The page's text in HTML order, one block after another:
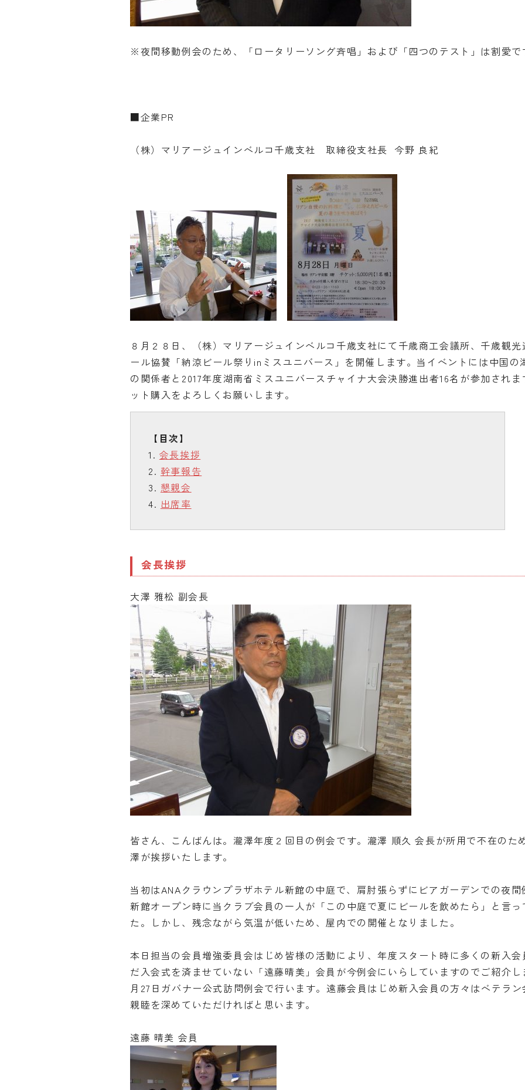
※夜間移動例会のため、「ロータリーソング斉唱」および「四つのテスト」は割愛で
■企業PR
（株）マリアージュインベルコ千歳支社 取締役支社長 今野 良紀
８月２８日、（株）マリアージュインベルコ千歳支社にて千歳商工会議所、千歳観
ール協賛「納涼ビール祭りinミスユニバース」を開催します。当イベントには中国
の関係者と2017年度湖南省ミスユニバースチャイナ大会決勝進出者16名が参加され
ット購入をよろしくお願いします。
会長挨拶
幹事報告
懇親会
出席率
会長挨拶
大澤 雅松 副会長
皆さん、こんばんは。瀧澤年度２回目の例会です。瀧澤 順久 会長が所用で不在のた
澤が挨拶いたします。
当初はANAクラウンプラザホテル新館の中庭で、肩肘張らずにビアガーデンでの夜
新館オープン時に当クラブ会員の一人が「この中庭で夏にビールを飲めたら」と言
た。しかし、残念ながら気温が低いため、屋内での開催となりました。
本日担当の会員増強委員会はじめ皆様の活動により、年度スタート時に多くの新入
だ入会式を済ませていない「遠藤晴美」会員が今例会にいらしていますのでご紹介
月27日ガバナー公式訪問例会で行います。遠藤会員はじめ新入会員の方々はベテラ
親睦を深めていただければと思います。
遠藤 晴美 会員